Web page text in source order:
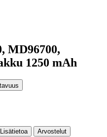
MD96700,
1250 mAh
Lisätietoa
Arvostelut